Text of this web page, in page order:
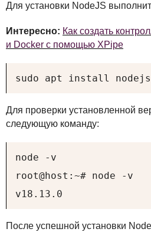
Для установки NodeJS
Интересно: Как создать
и Docker с помощью XPipe
sudo apt install
Для проверки установленной
следующую команду:
node -v
root@host:~# node -v
v18.13.0
После успешной установки